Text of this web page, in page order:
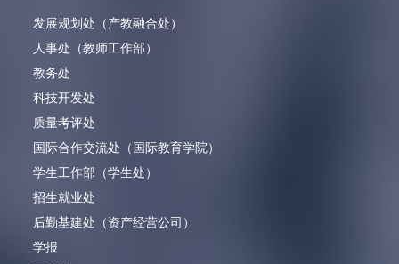
发展规划处（产教融合处）
人事处（教师工作部）
教务处
科技开发处
质量考评处
国际合作交流处（国际教育学院）
学生工作部（学生处）
招生就业处
后勤基建处（资产经营公司）
学报